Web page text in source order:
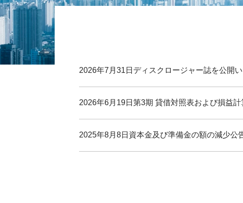
2026年7月31日 ディスクロージャー誌を公開
2026年6月19日 第3期 貸借対照表および損益計
2025年8月8日 資本金及び準備金の額の減少公